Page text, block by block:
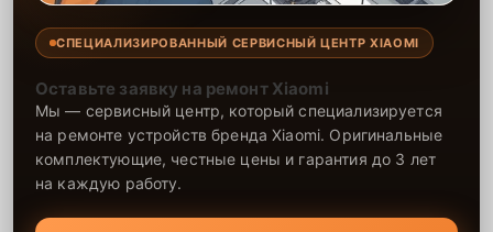
СПЕЦИАЛИЗИРОВАННЫЙ СЕРВИСНЫЙ ЦЕНТР XIAOMI
Оставьте заявку на ремонт Xiaomi
Мы — сервисный центр, который специализируется
на ремонте устройств бренда Xiaomi. Оригинальные
комплектующие, честные цены и гарантия до 3 лет
на каждую работу.